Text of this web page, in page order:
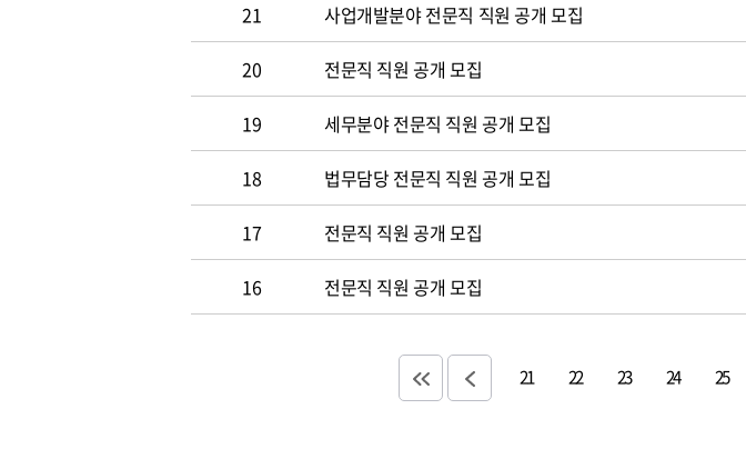
21 사업개발분야 전문직 직원 공개 모집
20 전문직 직원 공개 모집
19 세무분야 전문직 직원 공개 모집
18 법무담당 전문직 직원 공개 모집
17 전문직 직원 공개 모집
16 전문직 직원 공개 모집
21 22 23 24 25